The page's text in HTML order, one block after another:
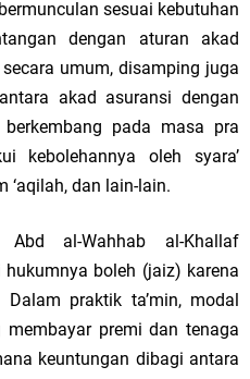
sesuai kebutuhan
dengan aturan akad
umum, disamping juga
akad asuransi dengan
pada masa pra
kebolehannya oleh syara’
‘aqilah, dan lain-lain.
al-Wahhab al-Khallaf
boleh (jaiz) karena
praktik ta’min, modal
membayar premi dan tenaga
keuntungan dibagi antara